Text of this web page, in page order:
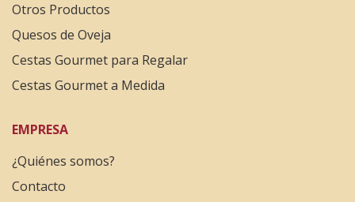
Otros Productos
Quesos de Oveja
Cestas Gourmet para Regalar
Cestas Gourmet a Medida
EMPRESA
¿Quiénes somos?
Contacto